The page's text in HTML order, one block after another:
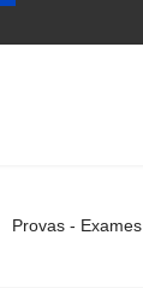
Provas - Exames